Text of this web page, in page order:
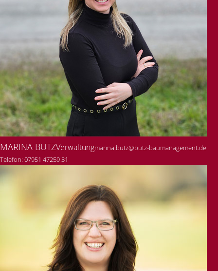
MARINA BUTZVerwaltungmarina.butz@butz-baumanagement.de
Telefon: 07951 47259 31